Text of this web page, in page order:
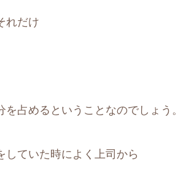
れだけ
占めるということなのでしょう。
ていた時によく上司から